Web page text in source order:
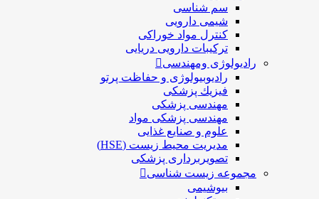
سم شناسی
شیمی دارویی
کنترل مواد خوراکی
ترکیبات دارویی دریایی
رادیولوژی ومهندسی
رادیوبیولوژی و حفاظت پرتو
فيزيك پزشکی
مهندسی پزشکی
مهندسی پزشکی مواد
علوم و صنايع غذایی
مدیریت محیط زیست (HSE)
تصویربرداری پزشکی
مجموعه زیست شناسی
بیوشیمی